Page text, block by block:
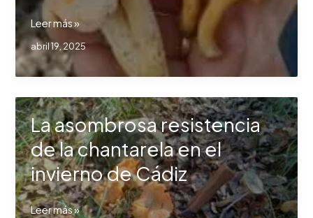
Seis
meses
seguidos
cogiendo
en
Los
Alcornocales
Leer más »
abril 19, 2025
La asombrosa resistencia
de la chantarela en el
invierno de Cádiz
La
Leer más »